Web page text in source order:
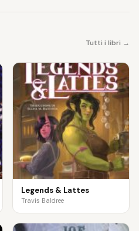
Tutti i libri →
Legends & Lattes
Travis Baldree